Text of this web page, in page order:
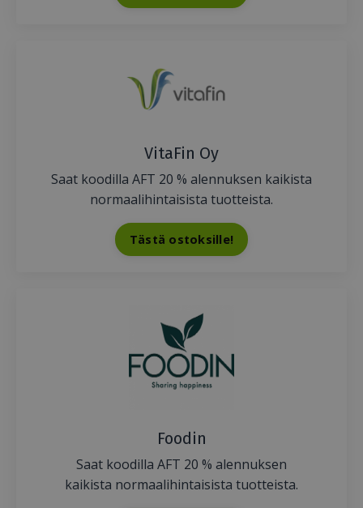
VitaFin Oy
Saat koodilla AFT 20 % alennuksen kaikista
normaalihintaisista tuotteista.
Tästä ostoksille!
Foodin
Saat koodilla AFT 20 % alennuksen
kaikista normaalihintaisista tuotteista.